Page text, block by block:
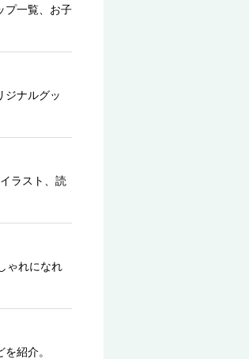
プ一覧、お子
ジナルグッ
ラスト、読
ゃれになれ
紹介。